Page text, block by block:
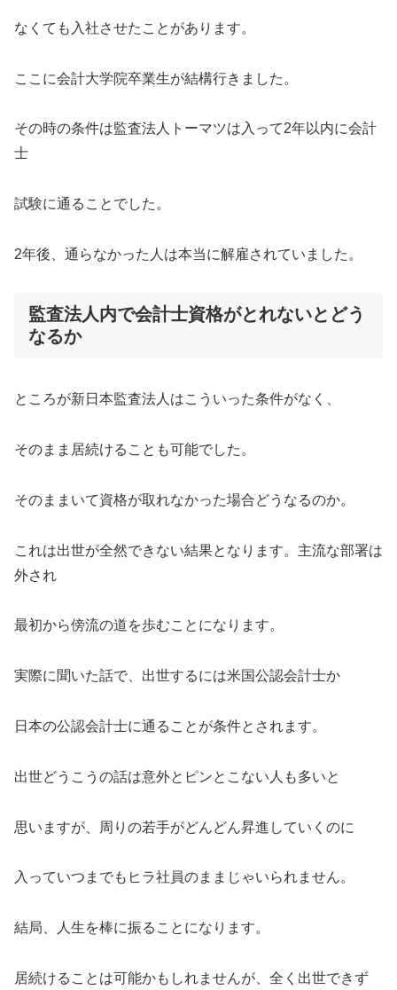
なくても入社させたことがあります。
ここに会計大学院卒業生が結構行きました。
その時の条件は監査法人トーマツは入って2年以内に会計
士
試験に通ることでした。
2年後、通らなかった人は本当に解雇されていました。
監査法人内で会計士資格がとれないとどう
なるか
ところが新日本監査法人はこういった条件がなく、
そのまま居続けることも可能でした。
そのままいて資格が取れなかった場合どうなるのか。
これは出世が全然できない結果となります。主流な部署は
外され
最初から傍流の道を歩むことになります。
実際に聞いた話で、出世するには米国公認会計士か
日本の公認会計士に通ることが条件とされます。
出世どうこうの話は意外とピンとこない人も多いと
思いますが、周りの若手がどんどん昇進していくのに
入っていつまでもヒラ社員のままじゃいられません。
結局、人生を棒に振ることになります。
居続けることは可能かもしれませんが、全く出世できず